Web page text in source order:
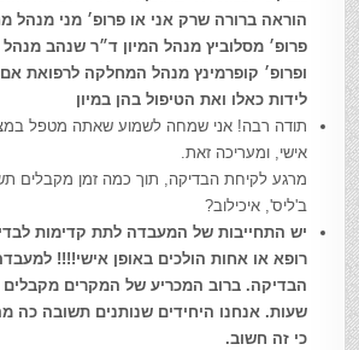
הוראה ברורה שרק אני או פרופ׳ מני מנהל
פרופ׳ מסלוביץ מנהל המיון ד״ר שנהב מנהל
ופרופ׳ קופרמינץ מנהל המחלקה לרפואת
לידות כאלו ואת הטיפול בהן במיון
תודה רבה! אני שמחה לשמוע שאתה מטפל
אישי, ומעריכה זאת.
מרגע לקיחת הבדיקה, תוך כמה זמן מקבלים
ב'ליס', איכילוב?
יש התחייבות של המעבדה לתת קדימות
רופא או אחות הולכים באופן אישי!!!!
שעות. אנחנו היחידים שנותנים תשובה כה
כי זה חשוב.